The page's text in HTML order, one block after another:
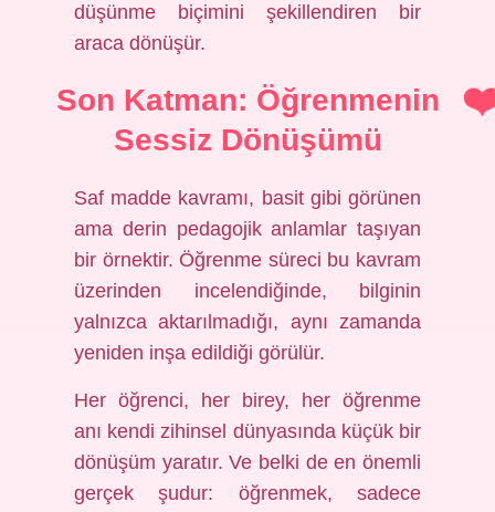
düşünme biçimini şekillendiren bir
araca dönüşür.
Son Katman: Öğrenmenin
Sessiz Dönüşümü
Saf madde kavramı, basit gibi görünen
ama derin pedagojik anlamlar taşıyan
bir örnektir. Öğrenme süreci bu kavram
üzerinden incelendiğinde, bilginin
yalnızca aktarılmadığı, aynı zamanda
yeniden inşa edildiği görülür.
Her öğrenci, her birey, her öğrenme
anı kendi zihinsel dünyasında küçük bir
dönüşüm yaratır. Ve belki de en önemli
gerçek şudur: öğrenmek, sadece